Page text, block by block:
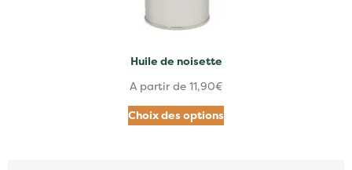
Huile de noisette
A partir de 11,90€
Choix des options